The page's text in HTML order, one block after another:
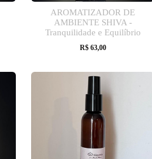
AROMATIZADOR DE
AMBIENTE SHIVA -
Tranquilidade e Equilíbrio
R$ 63,00